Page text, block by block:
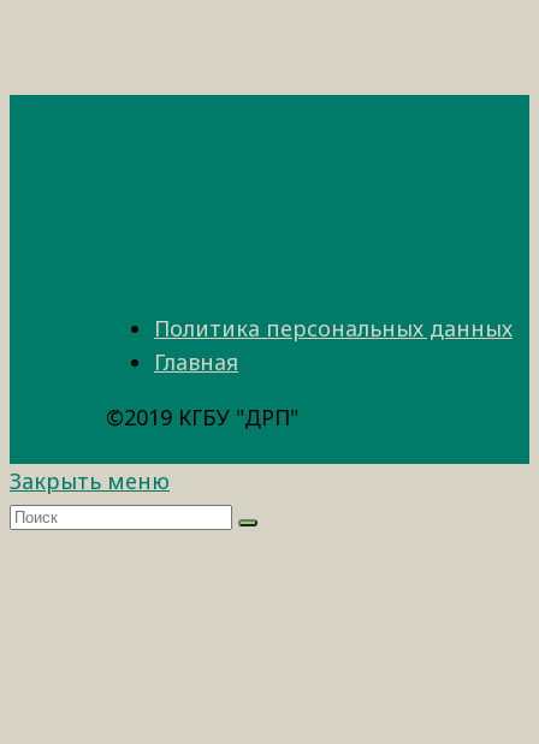
Политика персональных данных
Главная
©2019 КГБУ "ДРП"
Закрыть меню